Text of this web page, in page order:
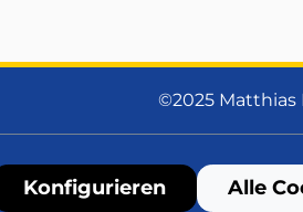
©2025 Matthias
Konfigurieren Alle